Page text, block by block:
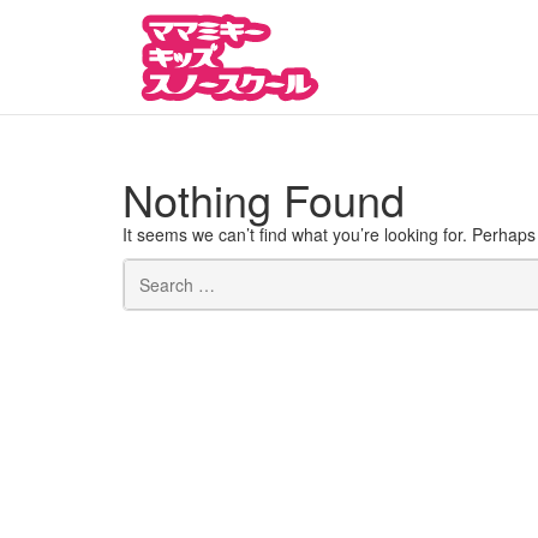
Nothing Found
It seems we can’t find what you’re looking for.